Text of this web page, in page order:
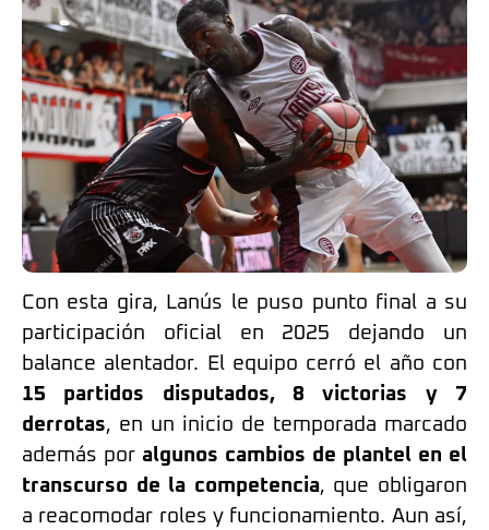
Con esta gira, Lanús le puso punto final a su
participación oficial en 2025 dejando un
balance alentador. El equipo cerró el año con
15 partidos disputados, 8 victorias y 7
derrotas, en un inicio de temporada marcado
además por algunos cambios de plantel en el
transcurso de la competencia, que obligaron
a reacomodar roles y funcionamiento. Aun así,